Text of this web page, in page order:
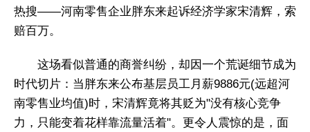
热搜——河南零售企业胖东来起诉经济学家宋清辉，索
赔百万。
这场看似普通的商誉纠纷，却因一个荒诞细节成为
时代切片：当胖东来公布基层员工月薪9886元(远超河
南零售业均值)时，宋清辉竟将其贬为"没有核心竞争
力，只能变着花样靠流量活着"。更令人震惊的是，面